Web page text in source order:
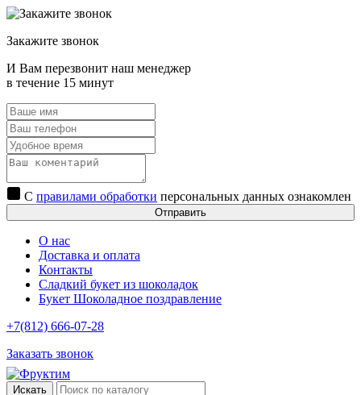
Закажите звонок
И Вам перезвонит наш менеджер
в течение 15 минут
С правилами обработки персональных данных ознакомлен
Отправить
О нас
Доставка и оплата
Контакты
Сладкий букет из шоколадок
Букет Шоколадное поздравление
+7(812) 666-07-28
Заказать звонок